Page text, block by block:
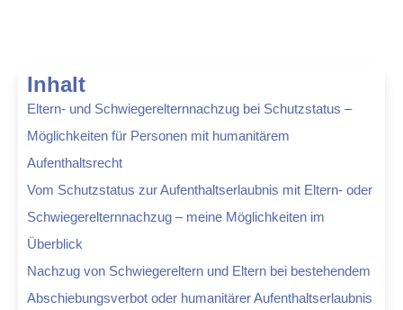
Inhalt
Eltern- und Schwiegerelternnachzug bei Schutzstatus –
Möglichkeiten für Personen mit humanitärem
Aufenthaltsrecht
Vom Schutzstatus zur Aufenthaltserlaubnis mit Eltern- oder
Schwiegerelternnachzug – meine Möglichkeiten im
Überblick
Nachzug von Schwiegereltern und Eltern bei bestehendem
Abschiebungsverbot oder humanitärer Aufenthaltserlaubnis